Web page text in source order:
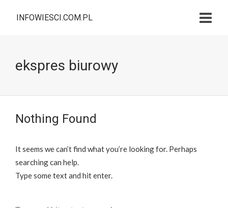
INFOWIESCI.COM.PL
ekspres biurowy
Nothing Found
It seems we can’t find what you’re looking for. Perhaps
searching can help.
Type some text and hit enter.